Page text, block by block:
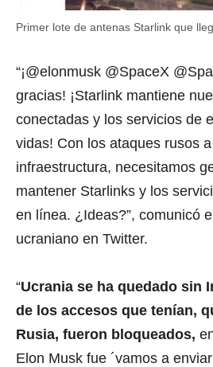
Primer lote de antenas Starlink que
“¡@elonmusk @SpaceX
gracias! ¡Starlink mantiene
conectadas y los servicios de
vidas! Con los ataques rusos
infraestructura, necesitamos
mantener Starlinks y los
en línea. ¿Ideas?”, comunicó
ucraniano en Twitter.
“Ucrania se ha quedado sin
de los accesos que tenían,
Rusia, fueron bloqueados,
Elon Musk fue ´vamos a